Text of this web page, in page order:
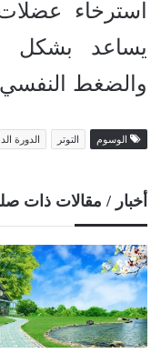
استرخاء
يساعد بشكل
والضغط
الوسوم التوتر الدورة
أخبار / مقالات ذات